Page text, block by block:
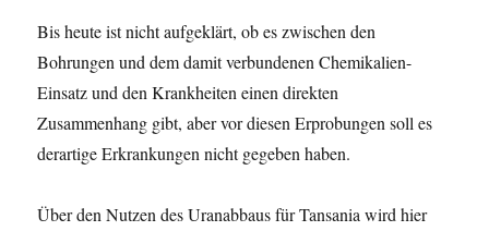
Bis heute ist nicht aufgeklärt, ob es zwischen den
Bohrungen und dem damit verbundenen Chemikalien-
Einsatz und den Krankheiten einen direkten
Zusammenhang gibt, aber vor diesen Erprobungen soll es
derartige Erkrankungen nicht gegeben haben.
Über den Nutzen des Uranabbaus für Tansania wird hier